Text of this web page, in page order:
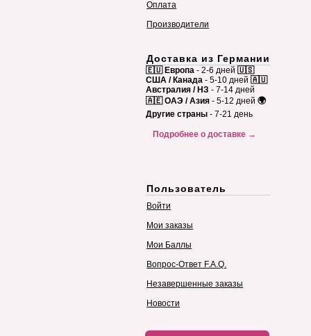
Оплата
Производители
Доставка из Германии
🇪🇺 Европа - 2-6 дней 🇺🇸
США / Канада - 5-10 дней 🇦🇺
Австралия / НЗ - 7-14 дней
🇦🇪 ОАЭ / Азия - 5-12 дней 🌍
Другие страны - 7-21 день
Подробнее о доставке →
Пользователь
Войти
Мои заказы
Мои Баллы
Вопрос-Ответ F.A.Q.
Незавершенные заказы
Новости